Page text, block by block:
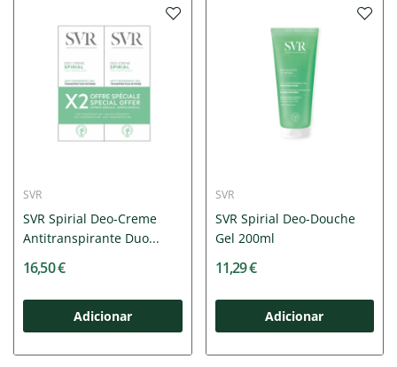
SVR
SVR Spirial Deo-Creme
Antitranspirante Duo...
16,50 €
Adicionar
SVR
SVR Spirial Deo-Douche
Gel 200ml
11,29 €
Adicionar